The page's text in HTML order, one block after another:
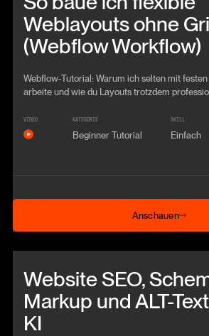
Weblayouts ohne
(Webflow Workflow)
Webflow-Tutorial: Warum ich selten mit
arbeite und wie du Layouts trotzdem
VIDEO KATEGORIE
Beginner Tutorial
SKILL
Einfach
Anschauen
Anschauen
Website SEO,
Markup und ALT-
KI